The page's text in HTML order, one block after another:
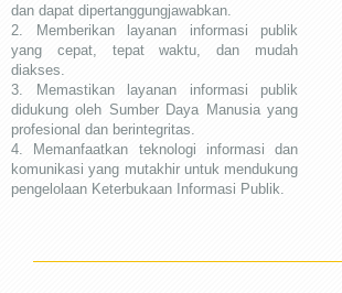
dan dapat dipertanggungjawabkan.
2. Memberikan layanan informasi publik
yang cepat, tepat waktu, dan mudah
diakses.
3. Memastikan layanan informasi publik
didukung oleh Sumber Daya Manusia yang
profesional dan berintegritas.
4. Memanfaatkan teknologi informasi dan
komunikasi yang mutakhir untuk mendukung
pengelolaan Keterbukaan Informasi Publik.